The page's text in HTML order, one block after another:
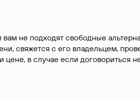
вам не подходят свободные
свяжется с его владельцем,
в случае если